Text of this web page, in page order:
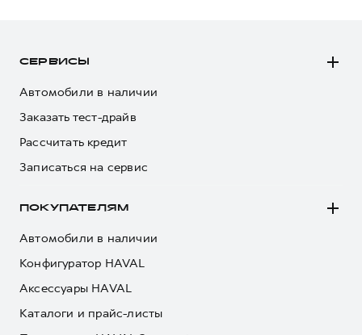
СЕРВИСЫ
Автомобили в наличии
Заказать тест-драйв
Рассчитать кредит
Записаться на сервис
ПОКУПАТЕЛЯМ
Автомобили в наличии
Конфигуратор HAVAL
Аксессуары HAVAL
Каталоги и прайс-листы